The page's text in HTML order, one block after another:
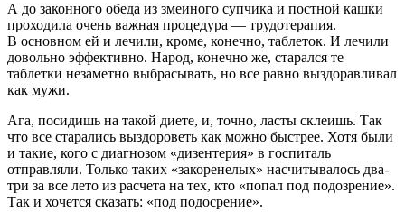
А до законного обеда из змеиного супчика и постной кашки
проходила очень важная процедура — трудотерапия.
В основном ей и лечили, кроме, конечно, таблеток. И лечили
довольно эффективно. Народ, конечно же, старался те
таблетки незаметно выбрасывать, но все равно выздоравливал
как мужи.
Ага, посидишь на такой диете, и, точно, ласты склеишь. Так
что все старались выздороветь как можно быстрее. Хотя были
и такие, кого с диагнозом «дизентерия» в госпиталь
отправляли. Только таких «закоренелых» насчитывалось два-
три за все лето из расчета на тех, кто «попал под подозрение».
Так и хочется сказать: «под подосрение».